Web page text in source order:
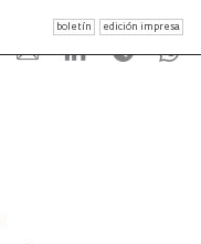
boletín edición impresa